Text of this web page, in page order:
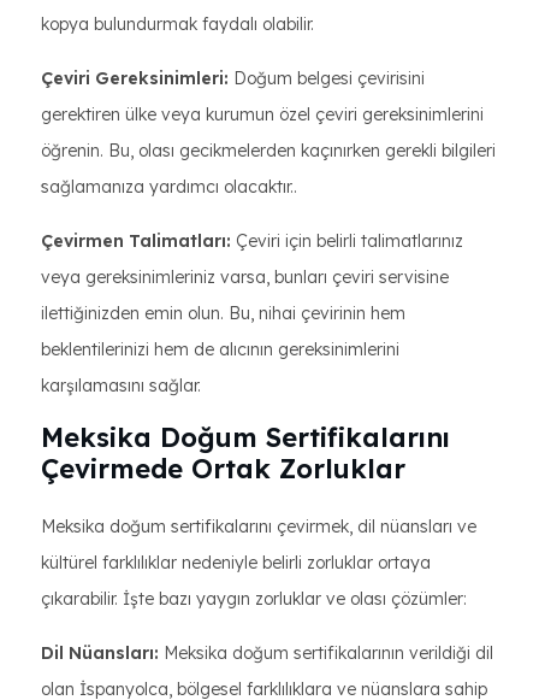
kopya bulundurmak faydalı olabilir.
Çeviri Gereksinimleri: Doğum belgesi çevirisini
gerektiren ülke veya kurumun özel çeviri gereksinimlerini
öğrenin. Bu, olası gecikmelerden kaçınırken gerekli bilgileri
sağlamanıza yardımcı olacaktır..
Çevirmen Talimatları: Çeviri için belirli talimatlarınız
veya gereksinimleriniz varsa, bunları çeviri servisine
ilettiğinizden emin olun. Bu, nihai çevirinin hem
beklentilerinizi hem de alıcının gereksinimlerini
karşılamasını sağlar.
Meksika Doğum Sertifikalarını
Çevirmede Ortak Zorluklar
Meksika doğum sertifikalarını çevirmek, dil nüansları ve
kültürel farklılıklar nedeniyle belirli zorluklar ortaya
çıkarabilir. İşte bazı yaygın zorluklar ve olası çözümler:
Dil Nüansları: Meksika doğum sertifikalarının verildiği dil
olan İspanyolca, bölgesel farklılıklara ve nüanslara sahip